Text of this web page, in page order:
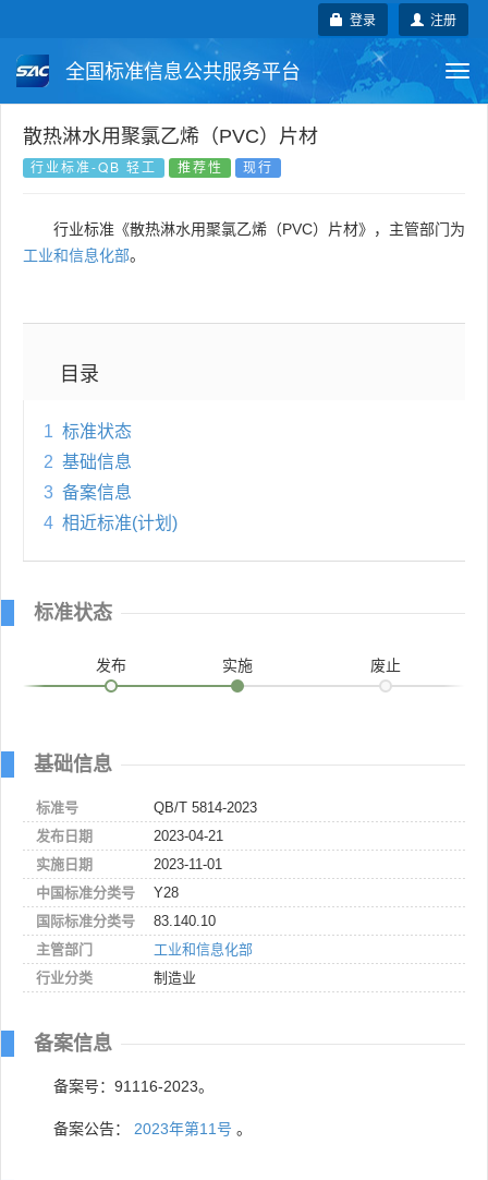
注册
登录
全国标准信息公共服务平台
国家标准 行业标准
国外标准 技术委员会
散热淋水用聚氯乙烯（PVC）片材
行业标准-QB 轻工 推荐性 现行
行业标准《散热淋水用聚氯乙烯（PVC）片材》，主管部门为
工业和信息化部。
目录
1 标准状态
2 基础信息
3 备案信息
4 相近标准(计划)
标准状态
发布 实施 废止
基础信息
标准号
QB/T 5814-2023
发布日期
2023-04-21
实施日期
2023-11-01
中国标准分类号
Y28
国际标准分类号
83.140.10
主管部门
工业和信息化部
行业分类
制造业
备案信息
备案号：91116-2023。
备案公告： 2023年第11号 。